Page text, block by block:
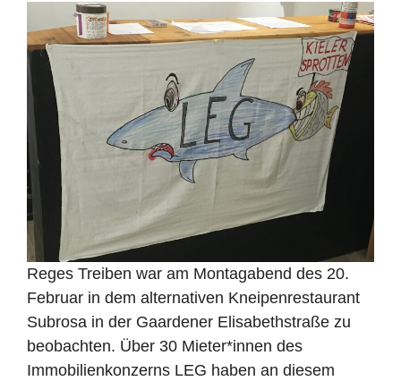
Reges Treiben war am Montagabend des 20.
Februar in dem alternativen Kneipenrestaurant
Subrosa in der Gaardener Elisabethstraße zu
beobachten. Über 30 Mieter*innen des
Immobilienkonzerns LEG haben an diesem